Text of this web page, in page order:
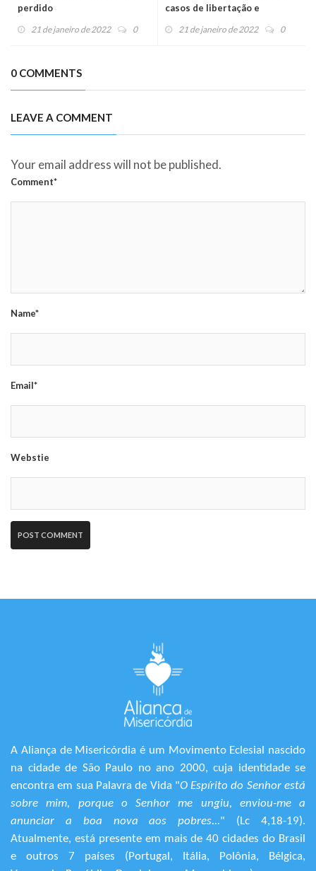
perdido
21 de janeiro de 2022 0
casos de libertação e
21 de janeiro de 2022 0
0 COMMENTS
LEAVE A COMMENT
Your email address will not be published.
Comment*
Name*
Email*
Webstie
A Aliança de Misericórdia é um Movimento Eclesial nascido
na cidade de São Paulo no ano 2000, cuja identidade se
encontra em sua Palavra de Vida "O Espírito do Senhor está
sobre mim, porque o Senhor me ungiu, enviou-me a
anunciar a boa nova aos pobres..." (Lc 4,18-19).
Atualmente, está presente em mais de 40 cidades do Brasil
e outros 7 países (Portugal, Itália, Polônia, Bélgica,